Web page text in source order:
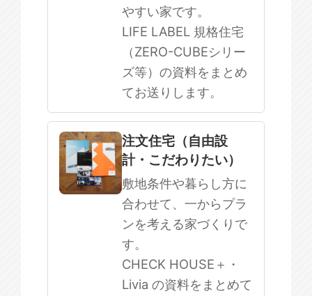
やすい家です。
LIFE LABEL 規格住宅
（ZERO-CUBEシリー
ズ等）の資料をまとめ
てお送りします。
注文住宅（自由設
計・こだわりたい）
敷地条件や暮らし方に
合わせて、一からプラ
ンを考える家づくりで
す。
CHECK HOUSE＋・
Livia の資料をまとめて